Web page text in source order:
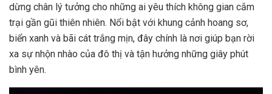
dừng chân lý tưởng cho những ai yêu thích không gian cắm
trại gần gũi thiên nhiên. Nổi bật với khung cảnh hoang sơ,
biển xanh và bãi cát trắng mịn, đây chính là nơi giúp bạn rời
xa sự nhộn nhào của đô thị và tận hưởng những giây phút
bình yên.